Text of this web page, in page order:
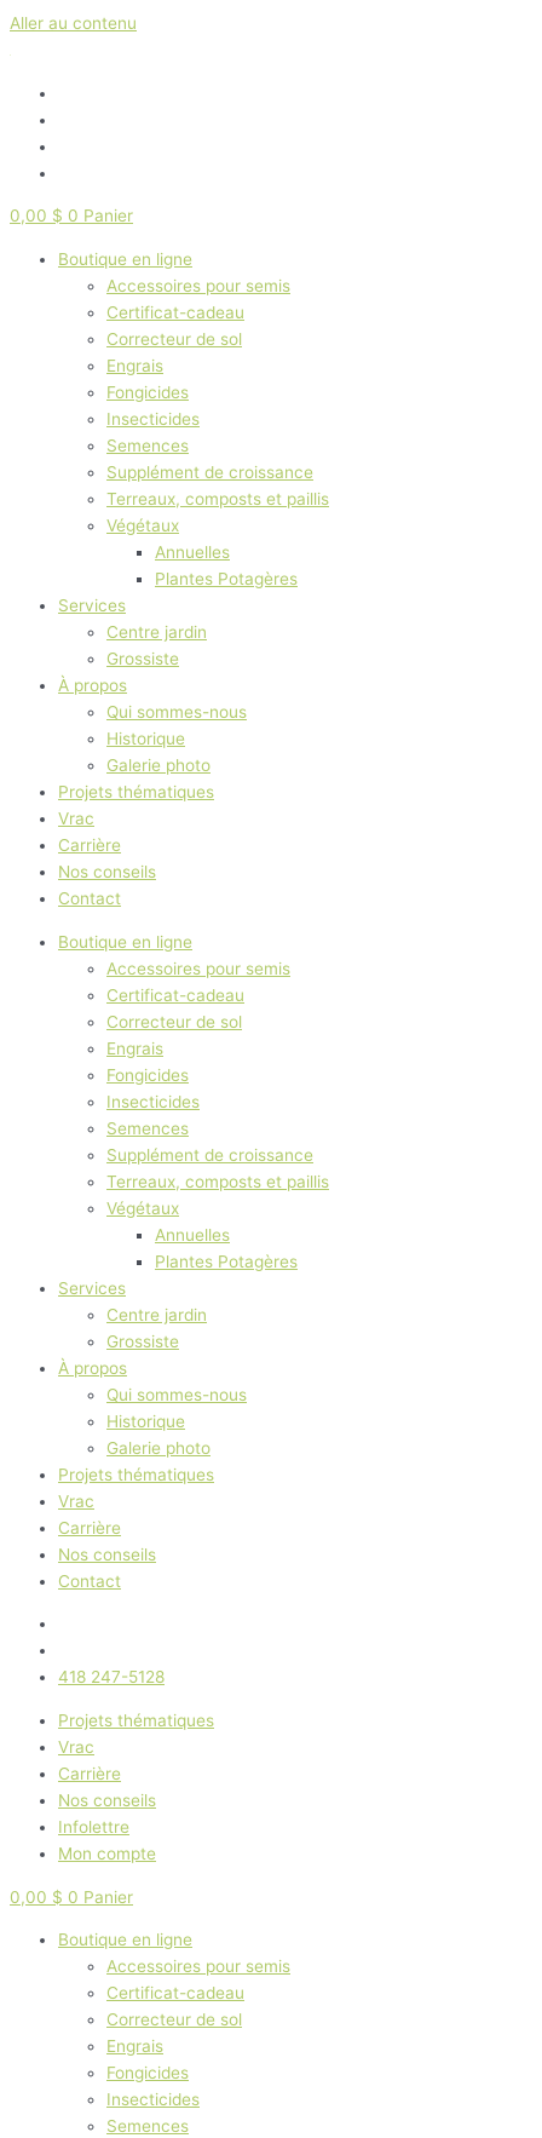
Aller au contenu
0,00 $ 0 Panier
Boutique en ligne
Accessoires pour semis
Certificat-cadeau
Correcteur de sol
Engrais
Fongicides
Insecticides
Semences
Supplément de croissance
Terreaux, composts et paillis
Végétaux
Annuelles
Plantes Potagères
Services
Centre jardin
Grossiste
À propos
Qui sommes-nous
Historique
Galerie photo
Projets thématiques
Vrac
Carrière
Nos conseils
Contact
Boutique en ligne
Accessoires pour semis
Certificat-cadeau
Correcteur de sol
Engrais
Fongicides
Insecticides
Semences
Supplément de croissance
Terreaux, composts et paillis
Végétaux
Annuelles
Plantes Potagères
Services
Centre jardin
Grossiste
À propos
Qui sommes-nous
Historique
Galerie photo
Projets thématiques
Vrac
Carrière
Nos conseils
Contact
418 247-5128
Projets thématiques
Vrac
Carrière
Nos conseils
Infolettre
Mon compte
0,00 $ 0 Panier
Boutique en ligne
Accessoires pour semis
Certificat-cadeau
Correcteur de sol
Engrais
Fongicides
Insecticides
Semences